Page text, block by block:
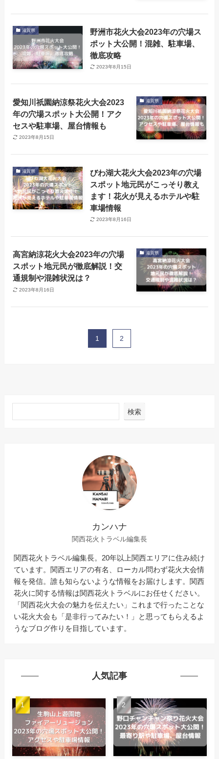
滋賀県
野洲市花火大会2023年の穴場ス
ポット大公開！混雑、駐車場、
徹底攻略
2023年8月15日
滋賀県
愛知川祇園納涼祭花火大会2023
年の穴場スポット大公開！アク
セスや駐車場、屋台情報も
2023年8月15日
滋賀県
びわ湖大花火大会2023年の穴場
スポット地元民がこっそり教え
ます！花火が見えるホテルや駐
車場情報
2023年8月16日
滋賀県
高宮納涼花火大会2023年の穴場
スポット地元民が徹底解説！交
通規制や混雑状況は？
2023年8月16日
1 2
検索
カンハナ
関西花火トラベル編集長
関西花火トラベル編集長。20年以上関西エリアに住み続け
ています。関西エリアの有名、ローカル問わず花火大会情
報を発信。誰も知らないような情報をお届けします。関西
花火に関する情報は関西花火トラベルにお任せください。
「関西花火大会の魅力を伝えたい」これまで行ったことな
い花火大会も「是非行ってみたい！」と思ってもらえるよ
うなブログ作りを目指しています。
人気記事